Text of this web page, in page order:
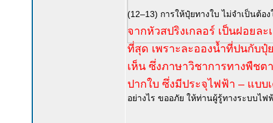
(12–13) การให้ปุ๋ยทางใบ ไม่จำเป็นต้
จากหัวสปริงเกลอร์ เป็นฝอยล
ที่สุด เพราะละอองน้ำที่ปนกับปุ๋
เห็น ซึ่งภาษาวิชาการทางพืชต
ปากใบ ซึ่งมีประจุไฟฟ้า – แบ
อย่างไร ขออภัย ให้ท่านผู้รู้ทางระบบไ